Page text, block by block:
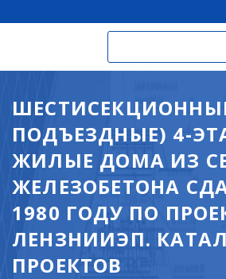
ПОДЪЕЗДНЫЕ) 4-
ЖИЛЫЕ ДОМА ИЗ
ЖЕЛЕЗОБЕТОНА
1980 ГОДУ ПО
ЛЕНЗНИИЭП.
ПРОЕКТОВ